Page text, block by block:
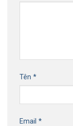
Tên *
Email *